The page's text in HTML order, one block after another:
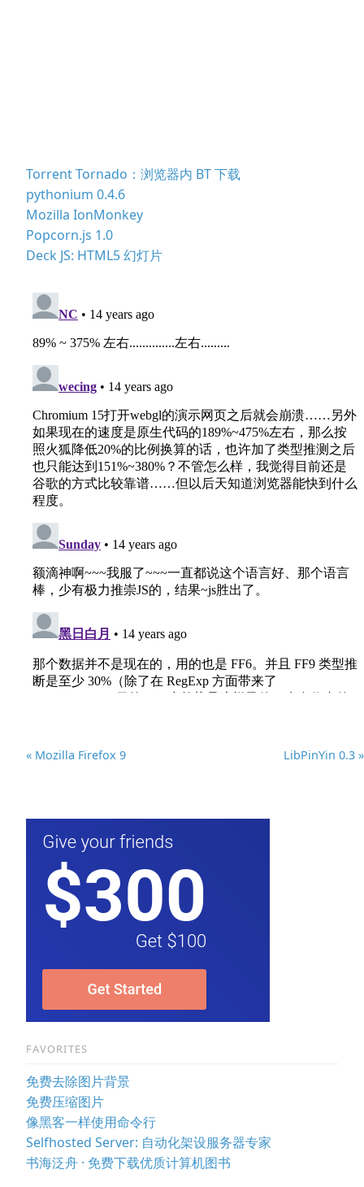
Torrent Tornado：浏览器内 BT 下载
pythonium 0.4.6
Mozilla IonMonkey
Popcorn.js 1.0
Deck JS: HTML5 幻灯片
« Mozilla Firefox 9 LibPinYin 0.3 »
FAVORITES
免费去除图片背景
免费压缩图片
像黑客一样使用命令行
Selfhosted Server: 自动化架设服务器专家
书海泛舟 · 免费下载优质计算机图书